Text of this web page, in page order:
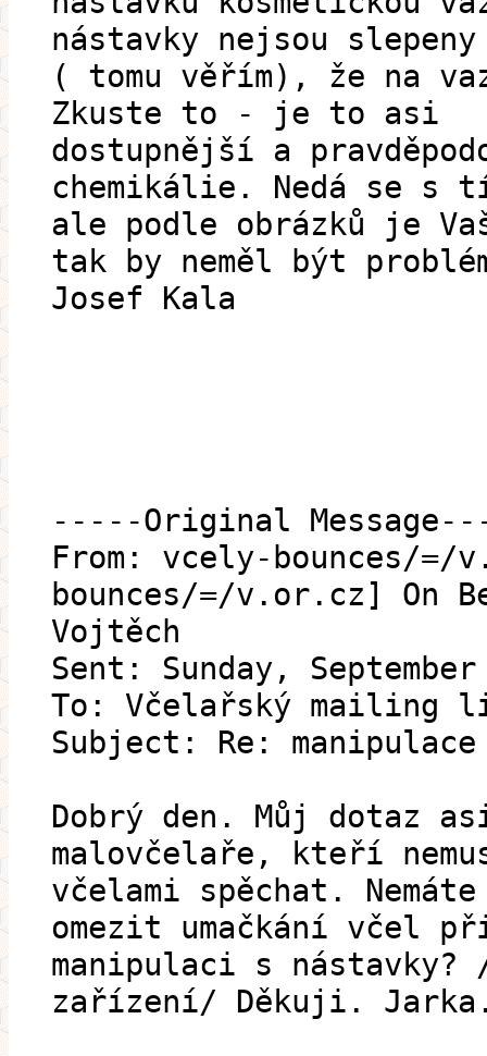
nástavky nejsou
( tomu věřím), že na
Zkuste to - je to asi
dostupnější a
chemikálie. Nedá se s
ale podle obrázků je
tak by neměl být
Josef Kala
-----Original
From: vcely-bounces/
bounces/=/v.or.cz] On
Vojtěch
Sent: Sunday,
To: Včelařský mailing
Subject: Re:
Dobrý den. Můj dotaz
malovčelaře, kteří
včelami spěchat.
omezit umačkání včel
manipulaci s nástavky?
zařízení/ Děkuji.